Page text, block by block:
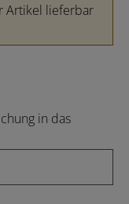
Artikel lieferbar
in das